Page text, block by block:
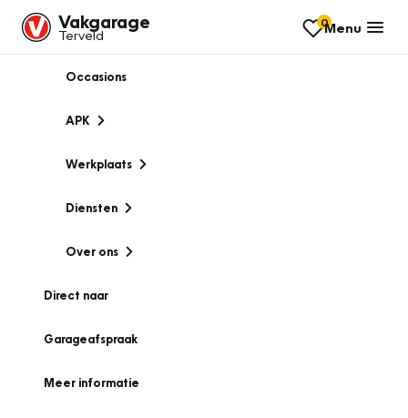
Vakgarage
Terveld
0Menu
Occasions
APK
Werkplaats
Diensten
Over ons
Direct naar
Garageafspraak
Meer informatie